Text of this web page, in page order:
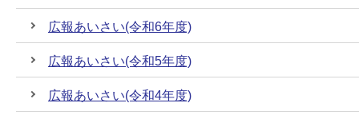
広報あいさい(令和6年度)
広報あいさい(令和5年度)
広報あいさい(令和4年度)